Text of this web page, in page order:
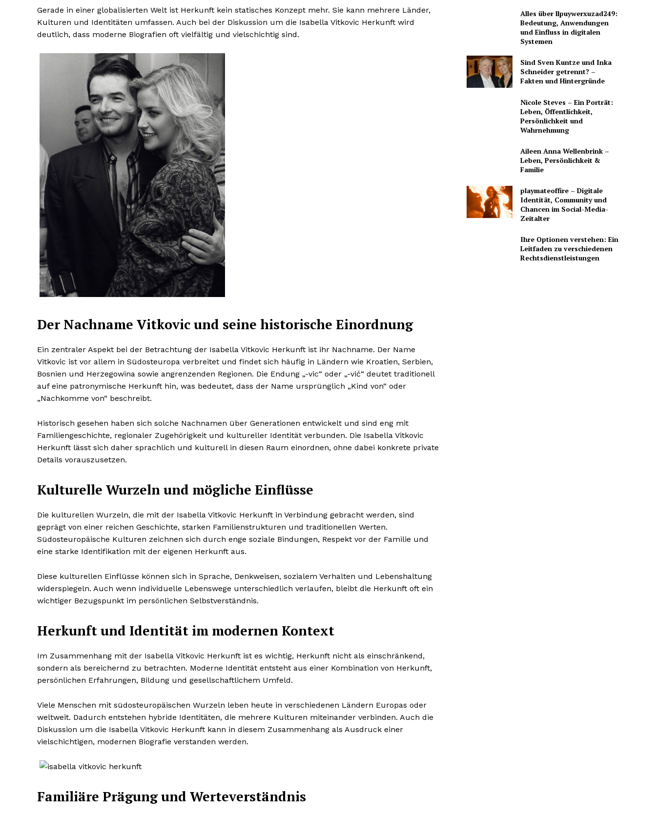
Gerade in einer globalisierten Welt ist Herkunft kein statisches Konzept mehr. Sie kann mehrere Länder,
Kulturen und Identitäten umfassen. Auch bei der Diskussion um die Isabella Vitkovic Herkunft wird
deutlich, dass moderne Biografien oft vielfältig und vielschichtig sind.
Der Nachname Vitkovic und seine historische Einordnung
Ein zentraler Aspekt bei der Betrachtung der Isabella Vitkovic Herkunft ist ihr Nachname. Der Name
Vitkovic ist vor allem in Südosteuropa verbreitet und findet sich häufig in Ländern wie Kroatien, Serbien,
Bosnien und Herzegowina sowie angrenzenden Regionen. Die Endung „-vic“ oder „-vić“ deutet traditionell
auf eine patronymische Herkunft hin, was bedeutet, dass der Name ursprünglich „Kind von“ oder
„Nachkomme von“ beschreibt.
Historisch gesehen haben sich solche Nachnamen über Generationen entwickelt und sind eng mit
Familiengeschichte, regionaler Zugehörigkeit und kultureller Identität verbunden. Die Isabella Vitkovic
Herkunft lässt sich daher sprachlich und kulturell in diesen Raum einordnen, ohne dabei konkrete private
Details vorauszusetzen.
Kulturelle Wurzeln und mögliche Einflüsse
Die kulturellen Wurzeln, die mit der Isabella Vitkovic Herkunft in Verbindung gebracht werden, sind
geprägt von einer reichen Geschichte, starken Familienstrukturen und traditionellen Werten.
Südosteuropäische Kulturen zeichnen sich durch enge soziale Bindungen, Respekt vor der Familie und
eine starke Identifikation mit der eigenen Herkunft aus.
Diese kulturellen Einflüsse können sich in Sprache, Denkweisen, sozialem Verhalten und Lebenshaltung
widerspiegeln. Auch wenn individuelle Lebenswege unterschiedlich verlaufen, bleibt die Herkunft oft ein
wichtiger Bezugspunkt im persönlichen Selbstverständnis.
Herkunft und Identität im modernen Kontext
Im Zusammenhang mit der Isabella Vitkovic Herkunft ist es wichtig, Herkunft nicht als einschränkend,
sondern als bereichernd zu betrachten. Moderne Identität entsteht aus einer Kombination von Herkunft,
persönlichen Erfahrungen, Bildung und gesellschaftlichem Umfeld.
Viele Menschen mit südosteuropäischen Wurzeln leben heute in verschiedenen Ländern Europas oder
weltweit. Dadurch entstehen hybride Identitäten, die mehrere Kulturen miteinander verbinden. Auch die
Diskussion um die Isabella Vitkovic Herkunft kann in diesem Zusammenhang als Ausdruck einer
vielschichtigen, modernen Biografie verstanden werden.
Familiäre Prägung und Werteverständnis
Alles über llpuywerxuzad249:
Bedeutung, Anwendungen
und Einfluss in digitalen
Systemen
Sind Sven Kuntze und Inka
Schneider getrennt? –
Fakten und Hintergründe
Nicole Steves – Ein Porträt:
Leben, Öffentlichkeit,
Persönlichkeit und
Wahrnehmung
Aileen Anna Wellenbrink –
Leben, Persönlichkeit &
Familie
playmateoffire – Digitale
Identität, Community und
Chancen im Social-Media-
Zeitalter
Ihre Optionen verstehen: Ein
Leitfaden zu verschiedenen
Rechtsdienstleistungen